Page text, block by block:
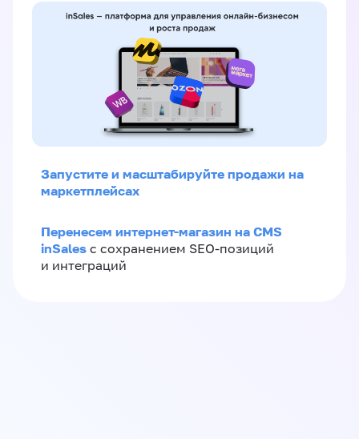
Запустите и масштабируйте продажи на
маркетплейсах
Перенесем интернет-магазин на CMS
inSales с сохранением SEO-позиций
и интеграций